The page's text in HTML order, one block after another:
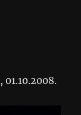
, 01.10.2008.